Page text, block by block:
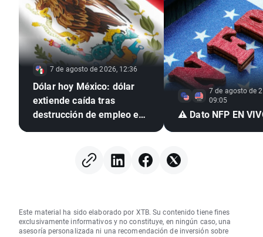
7 de agosto de 2026, 12:36
Dólar hoy México: dólar
extiende caída tras
destrucción de empleo en
7 de agosto de
09:05
⚠️ Dato NFP EN
Este material ha sido elaborado por XTB. Su contenido tiene fines
exclusivamente informativos y no constituye, en ningún caso, una
asesoría personalizada ni una recomendación de inversión sobre